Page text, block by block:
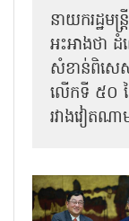
នាយករដ្ឋ
អះអាងថា
សំខាន់ពិសេ
លើកទី ៥០ ន
រវាងវៀតណ